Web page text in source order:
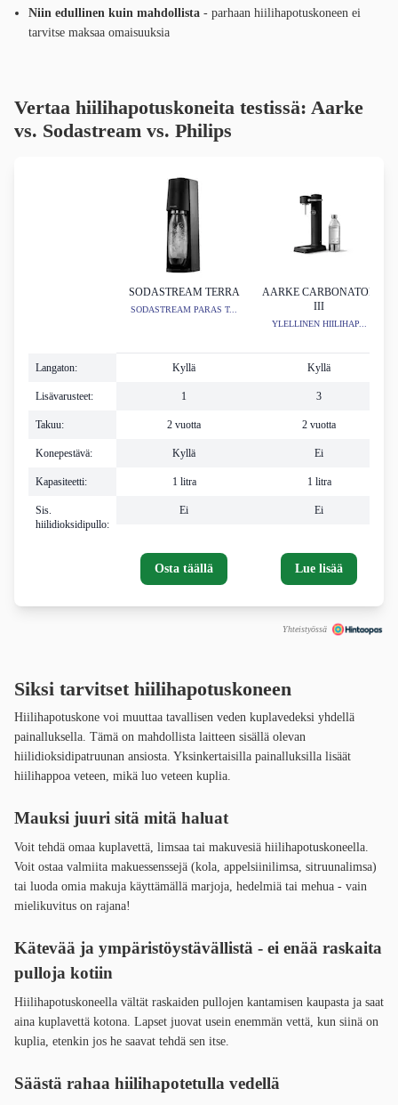
Niin edullinen kuin mahdollista - parhaan hiilihapotuskoneen ei
tarvitse maksaa omaisuuksia
Vertaa hiilihapotuskoneita testissä: Aarke
vs. Sodastream vs. Philips
Langaton:
Lisävarusteet:
Takuu:
Konepestävä:
Kapasiteetti:
Sis.
hiilidioksidipullo:
SODASTREAM TERRA
SODASTREAM PARAS T...
Kyllä
1
2 vuotta
Kyllä
1 litra
Ei
Osta täällä
AARKE CARBONATOR
III
YLELLINEN HIILIHAP...
Kyllä
3
2 vuotta
Ei
1 litra
Ei
Lue lisää
Yhteistyössä
Siksi tarvitset hiilihapotuskoneen
Hiilihapotuskone voi muuttaa tavallisen veden kuplavedeksi yhdellä
painalluksella. Tämä on mahdollista laitteen sisällä olevan
hiilidioksidipatruunan ansiosta. Yksinkertaisilla painalluksilla lisäät
hiilihappoa veteen, mikä luo veteen kuplia.
Mauksi juuri sitä mitä haluat
Voit tehdä omaa kuplavettä, limsaa tai makuvesiä hiilihapotuskoneella.
Voit ostaa valmiita makuessenssejä (kola, appelsiinilimsa, sitruunalimsa)
tai luoda omia makuja käyttämällä marjoja, hedelmiä tai mehua - vain
mielikuvitus on rajana!
Kätevää ja ympäristöystävällistä - ei enää raskaita
pulloja kotiin
Hiilihapotuskoneella vältät raskaiden pullojen kantamisen kaupasta ja saat
aina kuplavettä kotona. Lapset juovat usein enemmän vettä, kun siinä on
kuplia, etenkin jos he saavat tehdä sen itse.
Säästä rahaa hiilihapotetulla vedellä